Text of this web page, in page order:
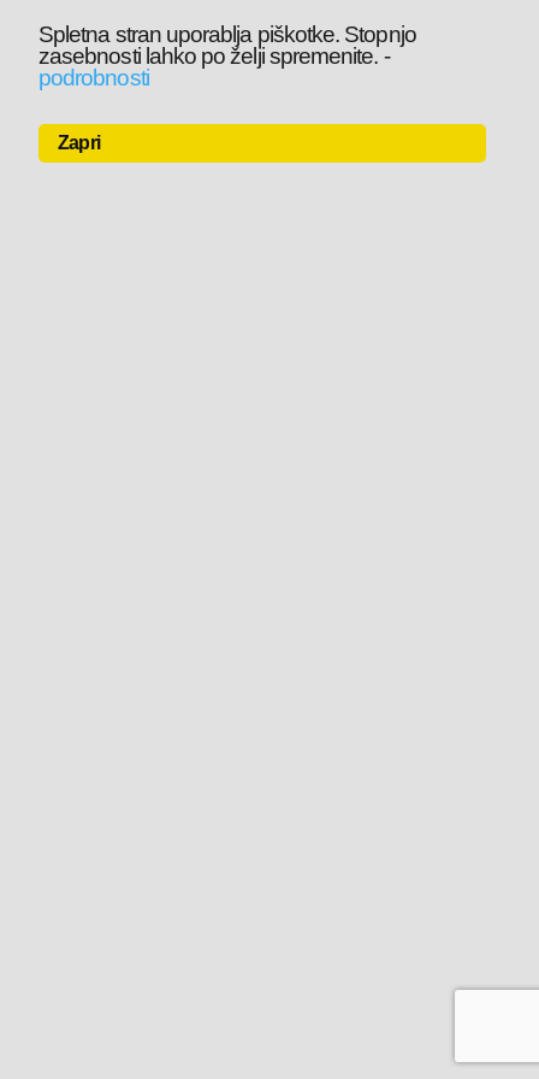
Spletna stran uporablja piškotke. Stopnjo
zasebnosti lahko po želji spremenite. -
podrobnosti
Zapri